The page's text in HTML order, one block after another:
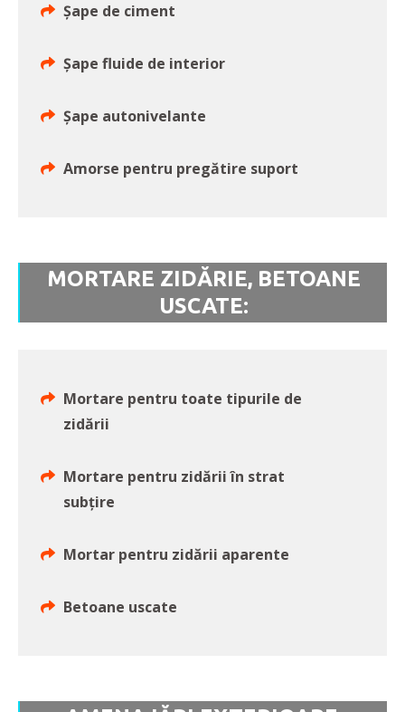
Șape de ciment
Șape fluide de interior
Șape autonivelante
Amorse pentru pregătire suport
MORTARE ZIDĂRIE, BETOANE
USCATE:
Mortare pentru toate tipurile de
zidării
Mortare pentru zidării în strat
subțire
Mortar pentru zidării aparente
Betoane uscate